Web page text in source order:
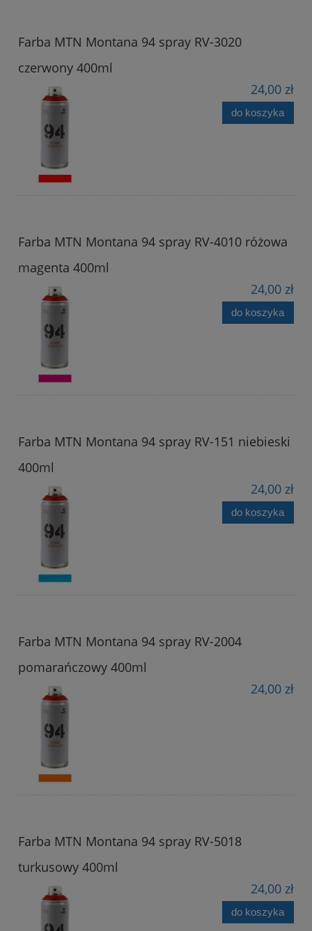
Farba MTN Montana 94 spray RV-3020
czerwony 400ml
24,00 zł
do koszyka
Farba MTN Montana 94 spray RV-4010 różowa
magenta 400ml
24,00 zł
do koszyka
Farba MTN Montana 94 spray RV-151 niebieski
400ml
24,00 zł
do koszyka
Farba MTN Montana 94 spray RV-2004
pomarańczowy 400ml
24,00 zł
Farba MTN Montana 94 spray RV-5018
turkusowy 400ml
24,00 zł
do koszyka